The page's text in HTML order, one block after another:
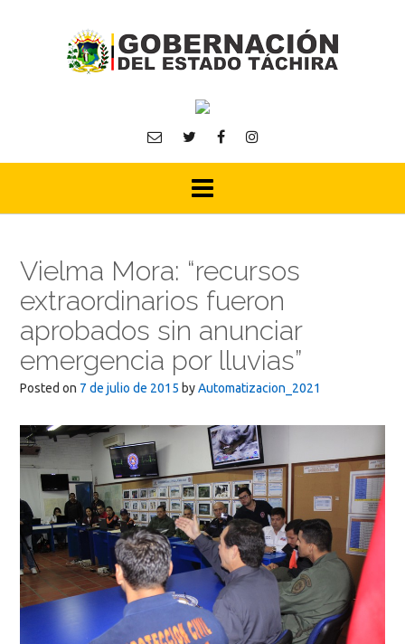
Vielma Mora: “recursos
extraordinarios fueron
aprobados sin anunciar
emergencia por lluvias”
Posted on 7 de julio de 2015 byAutomatizacion_2021